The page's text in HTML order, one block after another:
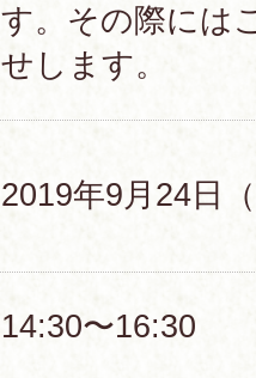
す。その際には
せします。
2019年9月24日
14:30〜16:30